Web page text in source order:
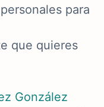
para
que quieres
González